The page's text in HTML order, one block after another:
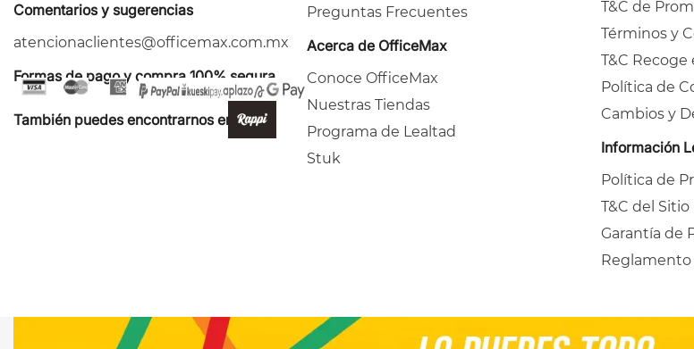
Comentarios y sugerencias
atencionaclientes@officemax.com.mx
Formas de pago y compra 100% segura
También puedes encontrarnos en:
Preguntas Frecuentes
Acerca de OfficeMax
Conoce OfficeMax
Nuestras Tiendas
Programa de Lealtad
Stuk
T&C de
Términos y
T&C Recoge
Política de
Cambios y
Información
Política de
T&C del Sitio
Garantía de